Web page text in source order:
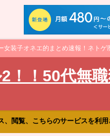
装子オネエ的まとめ速報！ネト
！！50代無
閲覧、こちらのサービスを利